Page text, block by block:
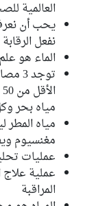
العالمية
يحب أن
نفعل الرقابة
الماء هو
مياه بحر
مغنسيوم
عمليات
عملية علاج
المراقبة